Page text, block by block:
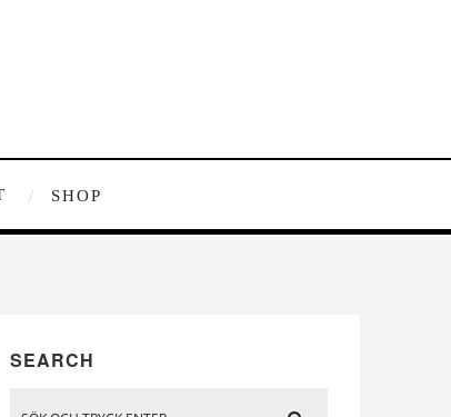
SHOP
SEARCH